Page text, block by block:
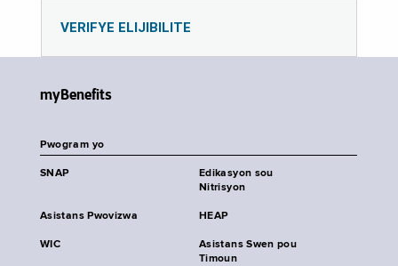
VERIFYE ELIJIBILITE
myBenefits
Pwogram yo
SNAP
Edikasyon sou
Nitrisyon
Asistans Pwovizwa HEAP
WIC
Asistans Swen pou
Timoun